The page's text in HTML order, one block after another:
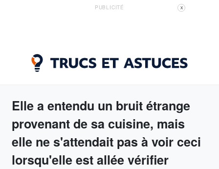
PUBLICITÉ X
Elle a entendu un bruit étrange
provenant de sa cuisine, mais
elle ne s'attendait pas à voir ceci
lorsqu'elle est allée vérifier